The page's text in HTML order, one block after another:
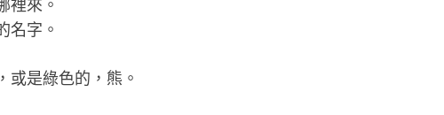
裡來。
名字。
或是綠色的，熊。